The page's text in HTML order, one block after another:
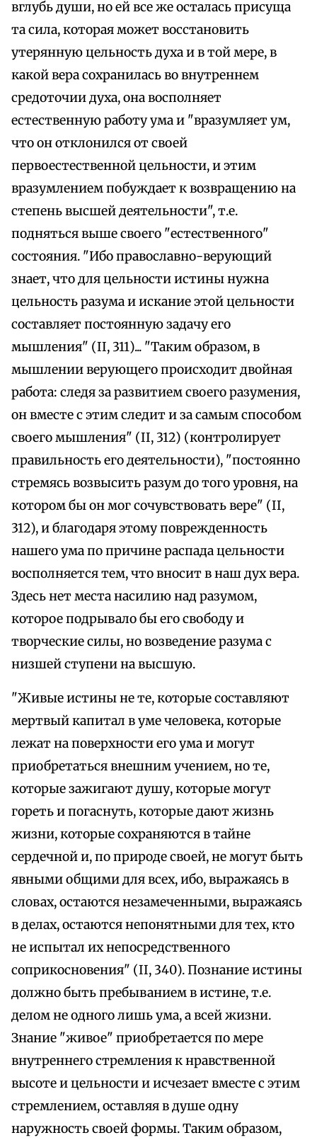
вглубь души, но ей все же осталась присуща
та сила, которая может восстановить
утерянную цельность духа и в той мере, в
какой вера сохранилась во внутреннем
средоточии духа, она восполняет
естественную работу ума и "вразумляет ум,
что он отклонился от своей
первоестественной цельности, и этим
вразумлением побуждает к возвращению на
степень высшей деятельности", т.е.
подняться выше своего "естественного"
состояния. "Ибо православно-верующий
знает, что для цельности истины нужна
цельность разума и искание этой цельности
составляет постоянную задачу его
мышления" (II, 311)... "Таким образом, в
мышлении верующего происходит двойная
работа: следя за развитием своего разумения,
он вместе с этим следит и за самым способом
своего мышления" (II, 312) (контролирует
правильность его деятельности), "постоянно
стремясь возвысить разум до того уровня, на
котором бы он мог сочувствовать вере" (II,
312), и благодаря этому поврежденность
нашего ума по причине распада цельности
восполняется тем, что вносит в наш дух вера.
Здесь нет места насилию над разумом,
которое подрывало бы его свободу и
творческие силы, но возведение разума с
низшей ступени на высшую.
"Живые истины не те, которые составляют
мертвый капитал в уме человека, которые
лежат на поверхности его ума и могут
приобретаться внешним учением, но те,
которые зажигают душу, которые могут
гореть и погаснуть, которые дают жизнь
жизни, которые сохраняются в тайне
сердечной и, по природе своей, не могут быть
явными общими для всех, ибо, выражаясь в
словах, остаются незамеченными, выражаясь
в делах, остаются непонятными для тех, кто
не испытал их непосредственного
соприкосновения" (II, 340). Познание истины
должно быть пребыванием в истине, т.е.
делом не одного лишь ума, а всей жизни.
Знание "живое" приобретается по мере
внутреннего стремления к нравственной
высоте и цельности и исчезает вместе с этим
стремлением, оставляя в душе одну
наружность своей формы. Таким образом,